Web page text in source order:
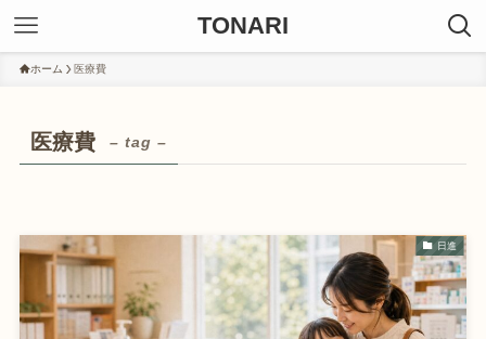
TONARI
ホーム 医療費
医療費 – tag –
日進